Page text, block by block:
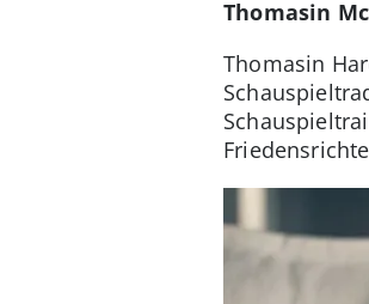
Thomasin
Thomasin